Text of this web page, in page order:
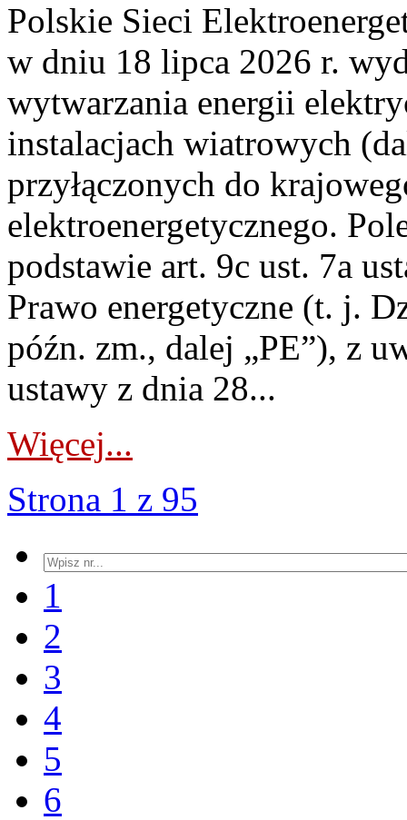
Polskie Sieci
w dniu 18 lipca 2026 r.
wytwarzania energii
instalacjach wiatrowych
przyłączonych do
elektroenergetycznego.
podstawie art. 9c ust. 7a
Prawo energetyczne (t. j.
późn. zm., dalej „PE”), z
ustawy z dnia 28...
Więcej...
Strona 1 z 95
1
2
3
4
5
6